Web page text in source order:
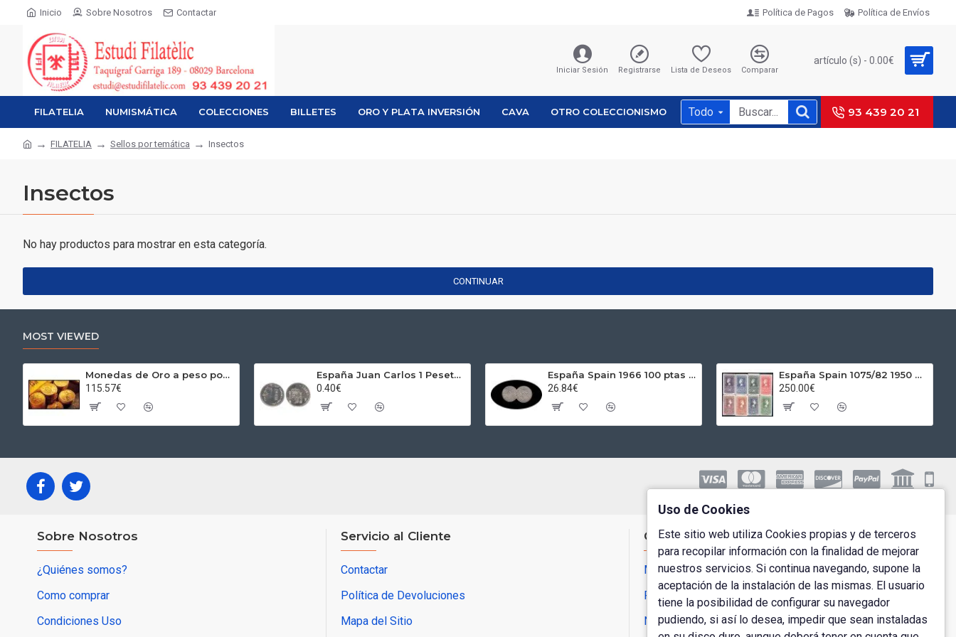
Inicio Sobre Nosotros Contactar Política de Pagos Política de Envíos
Iniciar Sesión Registrarse Lista de Deseos Comparar
artículo (s) - 0.00€
FILATELIA NUMISMÁTICA COLECCIONES BILLETES ORO Y PLATA INVERSIÓN CAVA OTRO COLECCIONISMO Todo 93 439 20 21
FILATELIA Sellos por temática Insectos
Insectos
No hay productos para mostrar en esta categoría.
CONTINUAR
MOST VIEWED
Monedas de Oro a peso por gramos al precio del día + 2,5% Au
115.57€
España Juan Carlos 1 Peseta JC 1989 Madrid ND
0.40€
España Spain 1966 100 ptas Franco Plata Ag
26.84€
España Spain 1075/82 1950 Centenario del sello MNH
250.00€
Sobre Nosotros
¿Quiénes somos?
Como comprar
Condiciones Uso
Servicio al Cliente
Contactar
Política de Devoluciones
Mapa del Sitio
Cuenta de Usuario
Mi Cuenta
Pedidos
Newsletter
Uso de Cookies
Este sitio web utiliza Cookies propias y de terceros
para recopilar información con la finalidad de mejorar
nuestros servicios. Si continua navegando, supone la
aceptación de la instalación de las mismas. El usuario
tiene la posibilidad de configurar su navegador
pudiendo, si así lo desea, impedir que sean instaladas